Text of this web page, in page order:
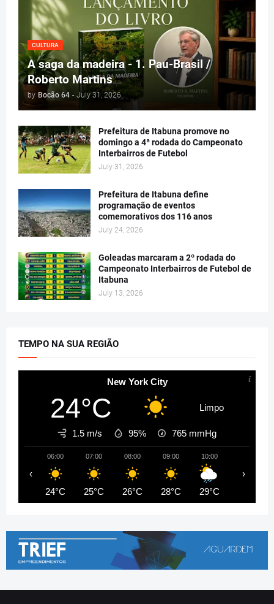
CULTURA
A saga da madeira - 1. Pau-Brasil /
Roberto Martins
by Bocão 64 - July 31, 2026
Prefeitura de Itabuna promove no
domingo a 4ª rodada do Campeonato
Interbairros de Futebol
July 31, 2026
Prefeitura de Itabuna define
programação de eventos
comemorativos dos 116 anos
July 24, 2026
Goleadas marcaram a 2º rodada do
Campeonato Interbairros de Futebol de
Itabuna
July 13, 2026
TEMPO NA SUA REGIÃO
New York City
24°C Limpo
1.5 m/s 95% 765 mmHg
06:00
24°C
07:00
25°C
08:00
26°C
09:00
28°C
10:00
29°C
‹ ›